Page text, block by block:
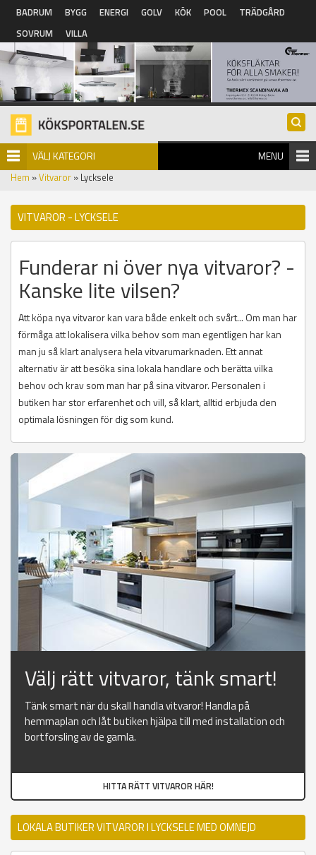
Hoppa till huvudinnehåll
BADRUM BYGG ENERGI GOLV KÖK POOL
TRÄDGÅRD
SOVRUM
VILLA
VÄLJ KATEGORI MENU
Hem »Vitvaror » Lycksele
VITVAROR - LYCKSELE
Funderar ni över nya vitvaror? -
Kanske lite vilsen?
Att köpa nya vitvaror kan vara både enkelt och svårt... Om man har
förmåga att lokalisera vilka behov som man egentligen har kan
man ju så klart analysera hela vitvarumarknaden. Ett annat
alternativ är att besöka sina lokala handlare och berätta vilka
behov och krav som man har på sina vitvaror. Personalen i
butiken har stor erfarenhet och vill, så klart, alltid erbjuda den
optimala lösningen för dig som kund.
Välj rätt vitvaror, tänk smart!
Tänk smart när du skall handla vitvaror! Handla på
hemmaplan och låt butiken hjälpa till med installation och
bortforsling av de gamla.
HITTA RÄTT VITVAROR HÄR!
LOKALA BUTIKER VITVAROR I LYCKSELE MED OMNEJD